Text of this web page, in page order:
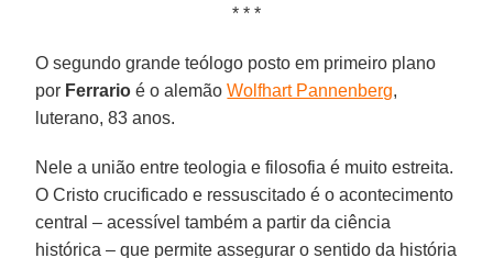
* * *
O segundo grande teólogo posto em primeiro plano
por Ferrario é o alemãoWolfhart Pannenberg,
luterano, 83 anos.
Nele a união entre teologia e filosofia é muito estreita.
O Cristo crucificado e ressuscitado é o acontecimento
central – acessível também a partir da ciência
histórica – que permite assegurar o sentido da história